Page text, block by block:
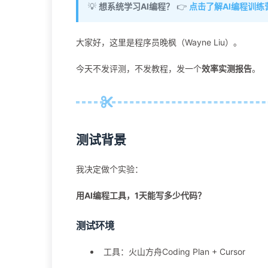
💡 想系统学习AI编程？ 👉 点击了解AI编程训练
大家好，这里是程序员晚枫（Wayne Liu）。
今天不发评测，不发教程，发一个效率实测报告。
测试背景
我决定做个实验：
用AI编程工具，1天能写多少代码？
测试环境
工具：火山方舟Coding Plan + Cursor